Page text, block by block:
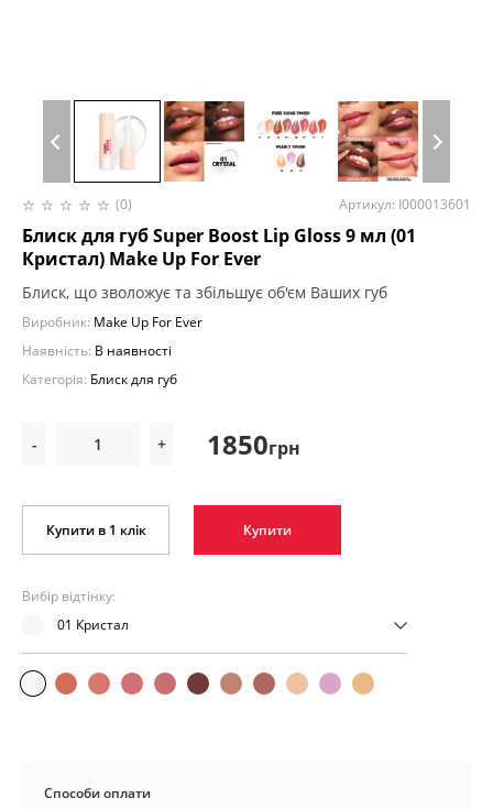
(0) Артикул: I000013601
Блиск для губ Super Boost Lip Gloss 9 мл (01
Кристал) Make Up For Ever
Блиск, що зволожує та збільшує об'єм Ваших губ
Виробник: Make Up For Ever
Наявність: В наявності
Категорія: Блиск для губ
- + 1850грн
Купити в 1 клік Купити
Вибір відтінку:
01 Кристал
Способи оплати